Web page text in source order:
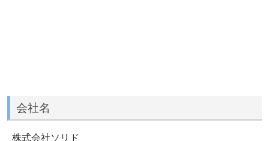
会社名
株式会社ソリド